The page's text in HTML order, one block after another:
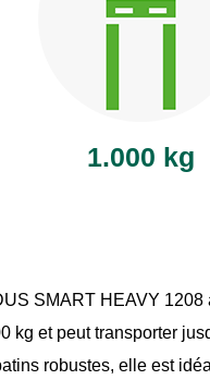
1.000 kg
SMART HEAVY
kg et peut transporter
robustes, elle est